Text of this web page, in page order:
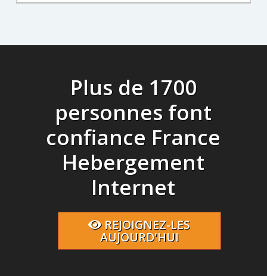
Plus de 1700
personnes font
confiance France
Hebergement
Internet
REJOIGNEZ-LES
AUJOURD'HUI